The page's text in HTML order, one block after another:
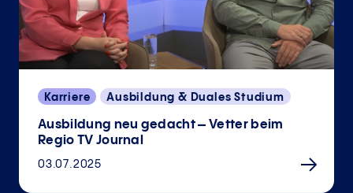
Karriere Ausbildung & Duales Studium
Ausbildung neu gedacht – Vetter beim
Regio TV Journal
03.07.2025